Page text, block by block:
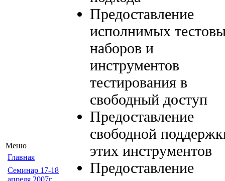
Меню
Главная
Семинар 17-18
апреля 2007г.
Предоставление
исполнимых
наборов и
инструментов
тестирования в
свободный доступ
Предоставление
свободной
этих инструментов
Предоставление